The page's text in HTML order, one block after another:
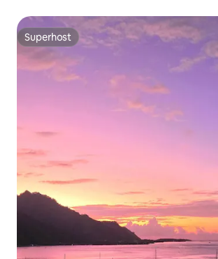
Superhost
Superhost